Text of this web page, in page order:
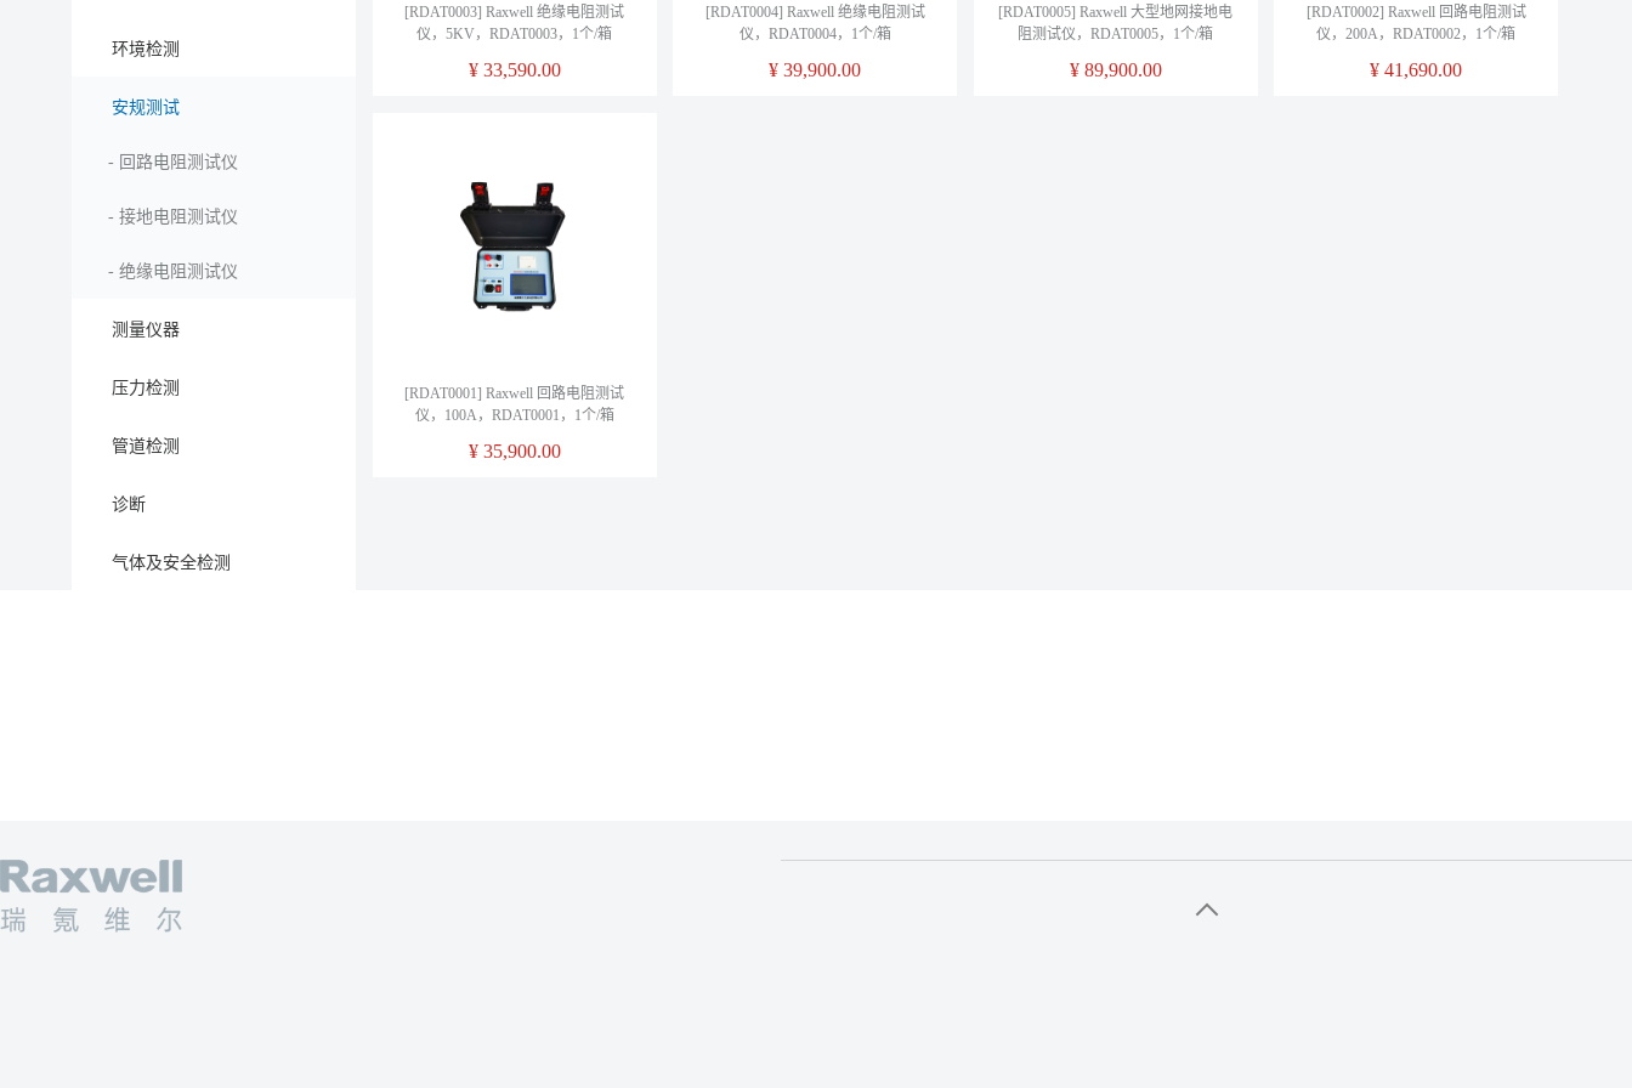
环境检测
安规测试
- 回路电阻测试仪
- 接地电阻测试仪
- 绝缘电阻测试仪
测量仪器
压力检测
管道检测
诊断
气体及安全检测
[RDAT0003] Raxwell 绝缘电阻测试
仪，5KV，RDAT0003，1个/箱
¥ 33,590.00
[RDAT0004] Raxwell 绝缘电阻测试
仪，RDAT0004，1个/箱
¥ 39,900.00
[RDAT0005] Raxwell 大型地网接地电
阻测试仪，RDAT0005，1个/箱
¥ 89,900.00
[RDAT0002] Raxwell 回路电阻测试
仪，200A，RDAT0002，1个/箱
¥ 41,690.00
[RDAT0001] Raxwell 回路电阻测试
仪，100A，RDAT0001，1个/箱
¥ 35,900.00